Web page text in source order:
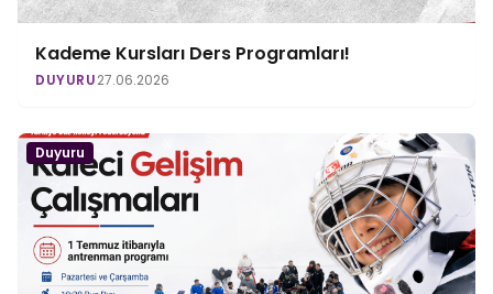
Kademe Kursları Ders Programları!
DUYURU27.06.2026
Duyuru